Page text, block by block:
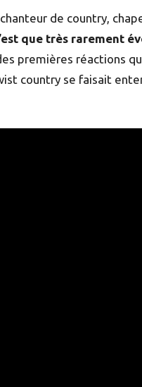
de country,
que très rarement
premières réactions
country se faisait